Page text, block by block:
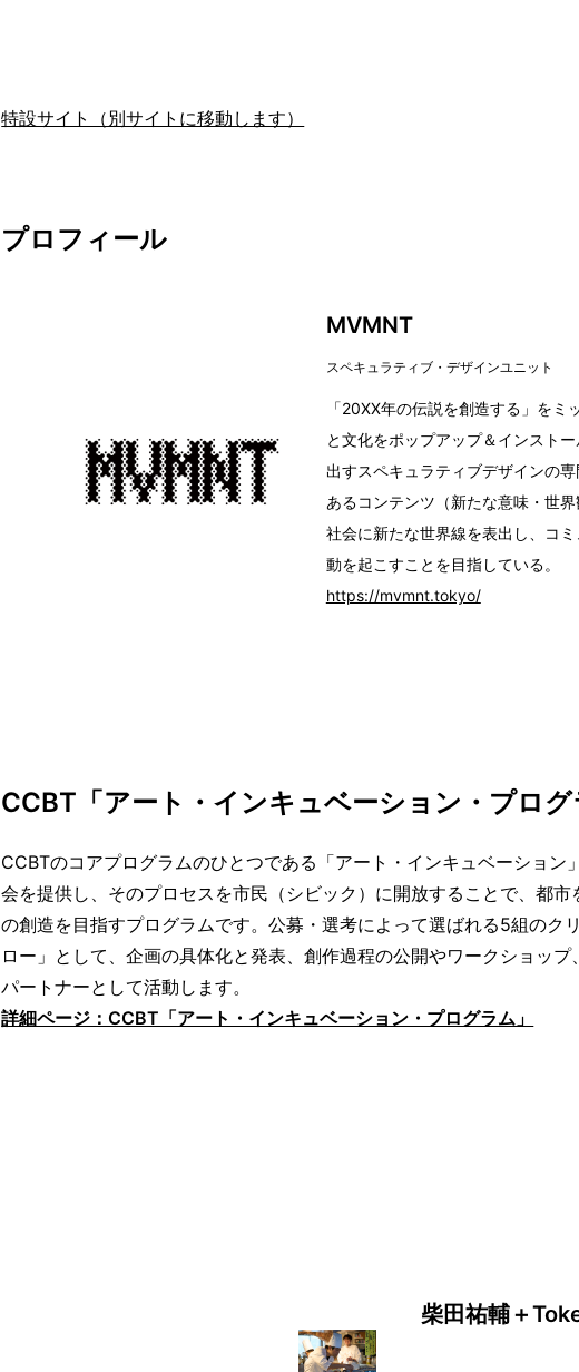
特設サイト（別サイトに移動します）
プロフィール
MVMNT
スペキュラティブ・デザインユニット
「20XX年の伝説を創造する」を
と文化をポップアップ＆インスト
出すスペキュラティブデザインの
あるコンテンツ（新たな意味・世
社会に新たな世界線を表出し、コ
動を起こすことを目指している。
https://mvmnt.tokyo/
CCBT「アート・インキュベーション・プロ
CCBTのコアプログラムのひとつである「アート・インキュベーション
会を提供し、そのプロセスを市民（シビック）に開放することで、都
の創造を目指すプログラムです。公募・選考によって選ばれる5組のク
ロー」として、企画の具体化と発表、創作過程の公開やワークショッ
パートナーとして活動します。
詳細ページ：CCBT「アート・インキュベーション・プログラム」
柴田祐輔＋